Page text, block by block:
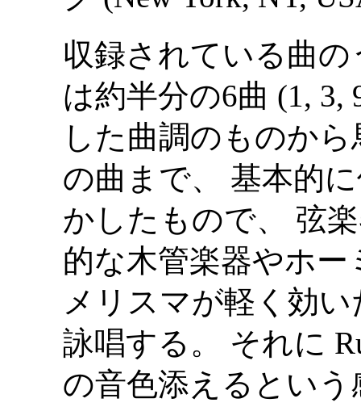
収録されている曲
は約半分の6曲 (1, 3,
した曲調のものか
の曲まで、 基本的
かしたもので、 弦
的な木管楽器やホ
メリスマが軽く効
詠唱する。 それに
の音色添えるという